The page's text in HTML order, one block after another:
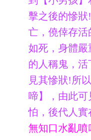
擊之後的慘
亡，僥倖存
如死，身體
的人稱鬼，
見其慘狀!所
啼】，由此
怕，後代人實
無知口水亂噴